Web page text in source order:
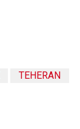
TEHERAN